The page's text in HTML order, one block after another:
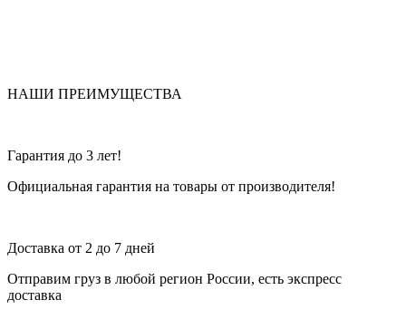
НАШИ ПРЕИМУЩЕСТВА
Гарантия до 3 лет!
Официальная гарантия на товары от производителя!
Доставка от 2 до 7 дней
Отправим груз в любой регион России, есть экспресс
доставка